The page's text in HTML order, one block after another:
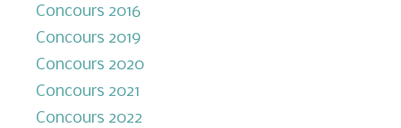
Concours 2016
Concours 2019
Concours 2020
Concours 2021
Concours 2022